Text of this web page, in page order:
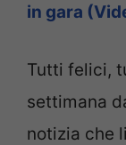
in gara
Tutti felici,
settimana
notizia che